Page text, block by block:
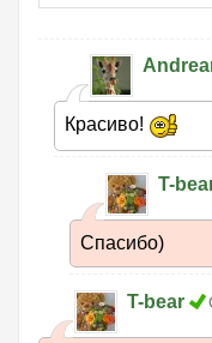
Красиво!
T-
Спасибо)
T-bear